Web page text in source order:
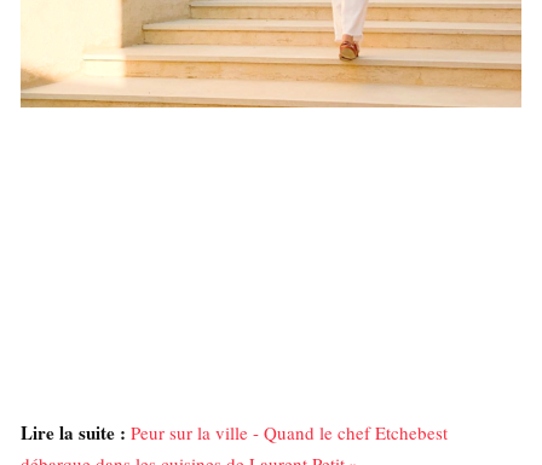
Lire la suite : Peur sur la ville - Quand le chef Etchebest